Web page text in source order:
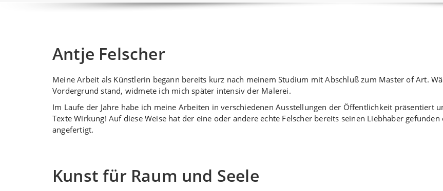
Antje Felscher
Meine Arbeit als Künstlerin begann bereits kurz nach meinem Studium mit Abschluß zum Master of Art.
Vordergrund stand, widmete ich mich später intensiv der Malerei.
Im Laufe der Jahre habe ich meine Arbeiten in verschiedenen Ausstellungen der Öffentlichkeit präsentiert
Texte Wirkung! Auf diese Weise hat der eine oder andere echte Felscher bereits seinen Liebhaber
angefertigt.
Kunst für Raum und Seele